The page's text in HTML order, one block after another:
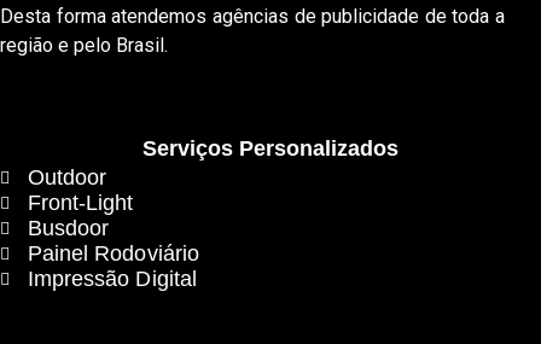
Desta forma atendemos agências de publicidade de toda a
região e pelo Brasil.
Serviços Personalizados
Outdoor
Front-Light
Busdoor
Painel Rodoviário
Impressão Digital